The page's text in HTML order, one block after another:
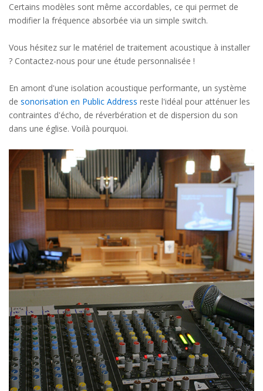
Certains modèles sont même accordables, ce qui permet de
modifier la fréquence absorbée via un simple switch.
Vous hésitez sur le matériel de traitement acoustique à installer
? Contactez-nous pour une étude personnalisée !
En amont d'une isolation acoustique performante, un système
de sonorisation en Public Address reste l'idéal pour atténuer les
contraintes d'écho, de réverbération et de dispersion du son
dans une église. Voilà pourquoi.